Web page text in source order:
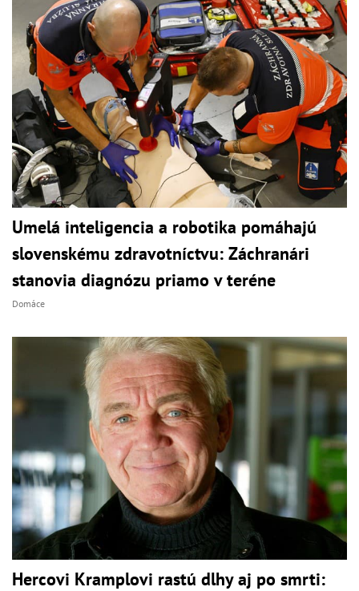
Umelá inteligencia a robotika pomáhajú
slovenskému zdravotníctvu: Záchranári
stanovia diagnózu priamo v teréne
Domáce
Hercovi Kramplovi rastú dlhy aj po smrti: